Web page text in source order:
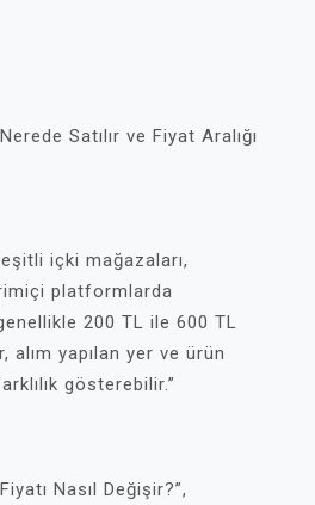
Satılır ve Fiyat Aralığı
içki mağazaları,
platformlarda
200 TL ile 600 TL
alım yapılan yer ve ürün
gösterebilir.”
Nasıl Değişir?”,